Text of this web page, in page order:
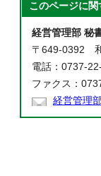
このページに関
経営管理部 秘
〒649-0392
電話：0737-
ファクス：
経営管理